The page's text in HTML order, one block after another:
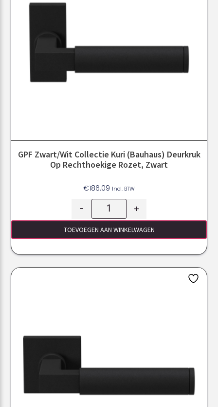
GPF Zwart/Wit Collectie Kuri (Bauhaus) Deurkruk
Op Rechthoekige Rozet, Zwart
€186.09 Incl. BTW
- +
TOEVOEGEN AAN WINKELWAGEN